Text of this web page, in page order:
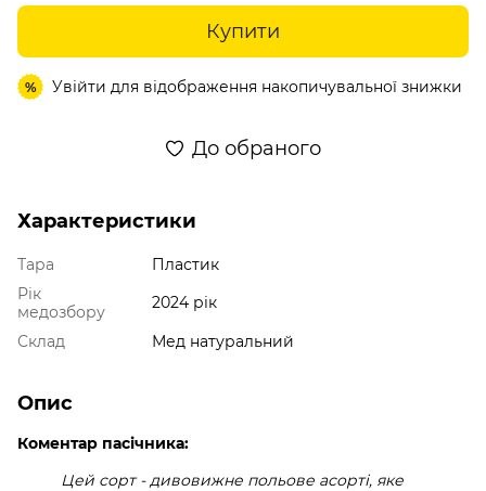
Купити
% Увійти для відображення накопичувальної знижки
До обраного
Характеристики
Тара
Пластик
Рік
медозбору
2024 рік
Склад
Мед натуральний
Опис
Коментар пасічника:
Цей сорт - дивовижне польове асорті, яке